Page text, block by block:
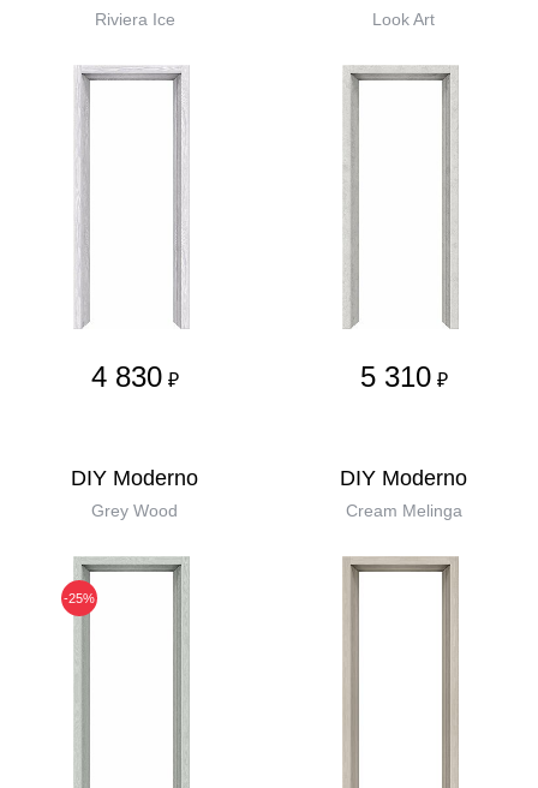
Riviera Ice
4 830 ₽
Look Art
5 310 ₽
DIY Moderno
Grey Wood
-25%
DIY Moderno
Cream Melinga